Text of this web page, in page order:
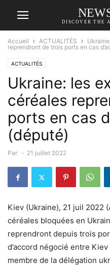
DISCOVER THE
Accueil ACTUALITÉS
reprendront de trois ports en cas
ACTUALITÉS
Ukraine: les
céréales
ports en cas
(député)
Par - 21 juillet 2022
Kiev (Ukraine), 21 juil 2022
céréales bloquées en
reprendront depuis trois
d’accord négocié entre
membre de la délégation